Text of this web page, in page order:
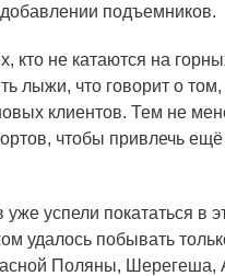
подъемников.
кто не катаются на
лыжи, что говорит о
клиентов. Тем не
чтобы привлечь
успели покататься в
удалось побывать
Поляны,